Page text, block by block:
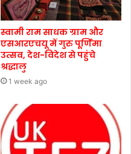
स्वामी राम साधक ग्राम और
एसआरएचयू में गुरु पूर्णिमा
उत्सव, देश-विदेश से पहुंचे
श्रद्धालु
1 week ago